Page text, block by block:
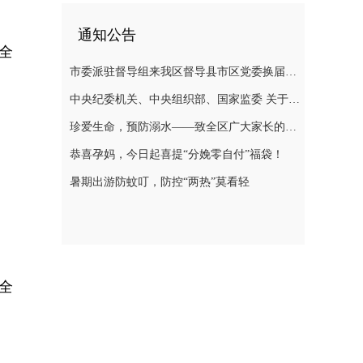
通知公告
市委派驻督导组来我区督导县市区党委换届选举风气
中央纪委机关、中央组织部、国家监委 关于换届纪律的“十个严禁”要求
珍爱生命，预防溺水——致全区广大家长的一封信
恭喜孕妈，今日起喜提“分娩零自付”福袋！
暑期出游防蚊叮，防控“两热”莫看轻